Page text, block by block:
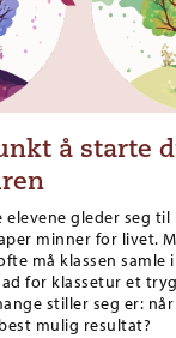
å starte
elevene gleder seg til
minner for livet.
må klassen samle
for klassetur et
stiller seg er:
mulig resultat?